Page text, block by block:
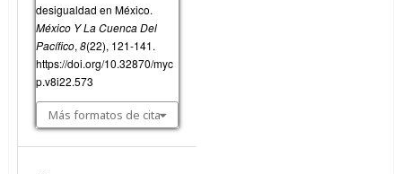
desigualdad en México.
México Y La Cuenca Del
Pacífico, 8(22), 121-141.
https://doi.org/10.32870/myc
p.v8i22.573
Más formatos de cita